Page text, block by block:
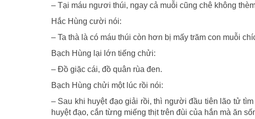
– Tại máu ngươi thúi, ngay cả muỗi cũng chê không
Hắc Hùng cười nói:
– Ta thà là có máu thúi còn hơn bị mấy trăm con muỗi
Bạch Hùng lại lớn tiếng chửi:
– Đồ giặc cái, đồ quân rùa đen.
Bạch Hùng chửi một lúc rồi nói:
– Sau khi huyệt đạo giải rồi, thì người đầu tiên lão tử
huyệt đạo, cắn từng miếng thịt trên đùi của hắn mà ăn